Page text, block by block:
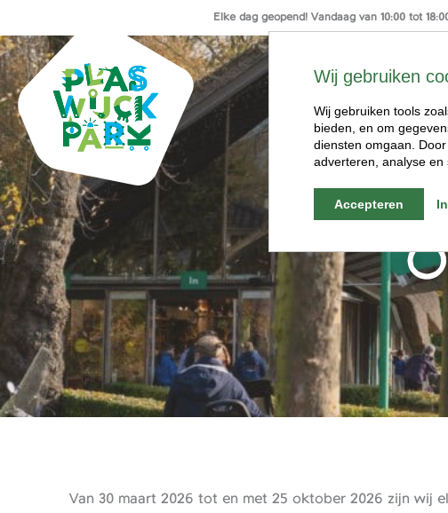
Elke dag geopend! Vandaag van 10:00 tot
Ga
naar
de
inhoud
Van 30 maart 2026 tot en met 25 oktober 2026 zijn wij
Wij gebruiken
Wij gebruiken tools
bieden, en om
diensten omgaan.
adverteren, analyse en
Accepteren